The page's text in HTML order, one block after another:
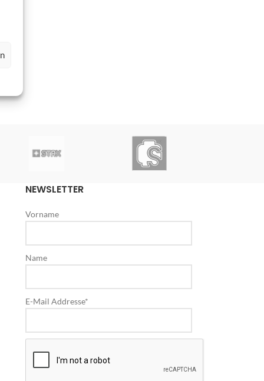
NEWSLETTER
Vorname
Name
E-Mail Addresse*